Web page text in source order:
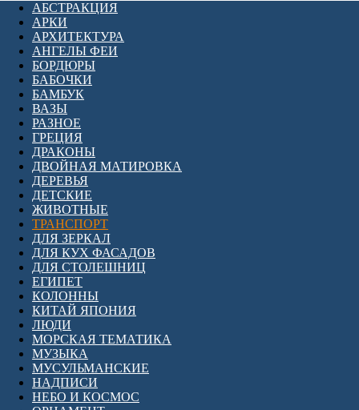
АБСТРАКЦИЯ
АРКИ
АРХИТЕКТУРА
АНГЕЛЫ ФЕИ
БОРДЮРЫ
БАБОЧКИ
БАМБУК
ВАЗЫ
РАЗНОЕ
ГРЕЦИЯ
ДРАКОНЫ
ДВОЙНАЯ МАТИРОВКА
ДЕРЕВЬЯ
ДЕТСКИЕ
ЖИВОТНЫЕ
ТРАНСПОРТ
ДЛЯ ЗЕРКАЛ
ДЛЯ КУХ ФАСАДОВ
ДЛЯ СТОЛЕШНИЦ
ЕГИПЕТ
КОЛОННЫ
КИТАЙ ЯПОНИЯ
ЛЮДИ
МОРСКАЯ ТЕМАТИКА
МУЗЫКА
МУСУЛЬМАНСКИЕ
НАДПИСИ
НЕБО И КОСМОС